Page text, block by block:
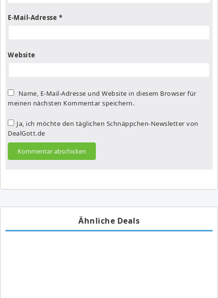
E-Mail-Adresse *
Website
Name, E-Mail-Adresse und Website in diesem Browser für
meinen nächsten Kommentar speichern.
Ja, ich möchte den täglichen Schnäppchen-Newsletter von
DealGott.de
Ähnliche Deals